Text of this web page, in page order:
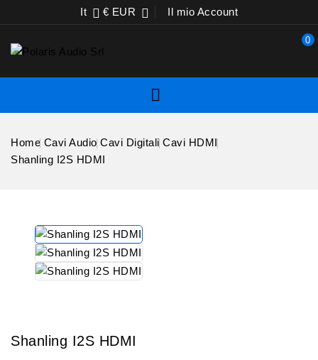
It  € EUR  Il mio Account
0

Home Cavi Audio Cavi Digitali Cavi HDMI
Shanling I2S HDMI
Shanling I2S HDMI